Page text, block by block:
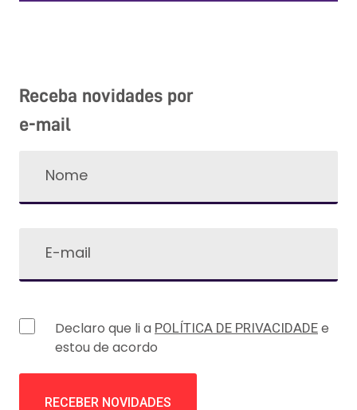
Receba novidades por
e-mail
Declaro que li a POLÍTICA DE PRIVACIDADE e
estou de acordo